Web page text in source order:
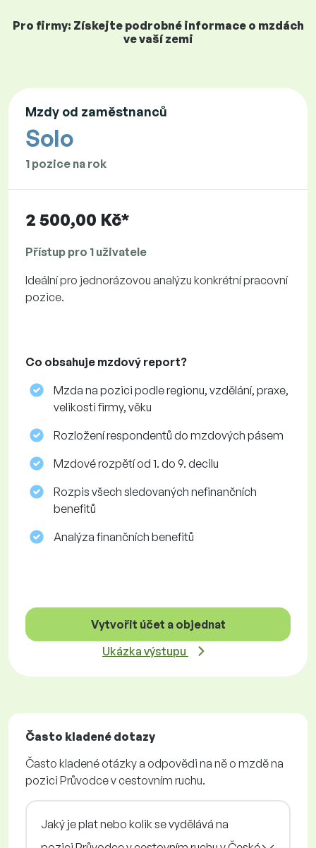
Pro firmy: Získejte podrobné informace o mzdách
ve vaší zemi
Mzdy od zaměstnanců
Solo
1 pozice na rok
2 500,00 Kč*
Přístup pro 1 uživatele
Ideální pro jednorázovou analýzu konkrétní pracovní
pozice.
Co obsahuje mzdový report?
Mzda na pozici podle regionu, vzdělání, praxe,
velikosti firmy, věku
Rozložení respondentů do mzdových pásem
Mzdové rozpětí od 1. do 9. decilu
Rozpis všech sledovaných nefinančních
benefitů
Analýza finančních benefitů
Vytvořit účet a objednat
Ukázka výstupu
Často kladené dotazy
Často kladené otázky a odpovědi na ně o mzdě na
pozici Průvodce v cestovním ruchu.
Jaký je plat nebo kolik se vydělává na